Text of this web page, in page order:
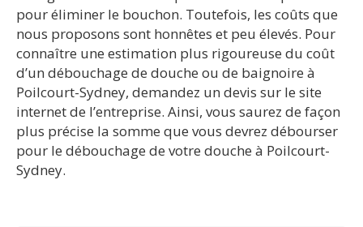
pour éliminer le bouchon. Toutefois, les coûts que
nous proposons sont honnêtes et peu élevés. Pour
connaître une estimation plus rigoureuse du coût
d’un débouchage de douche ou de baignoire à
Poilcourt-Sydney, demandez un devis sur le site
internet de l’entreprise. Ainsi, vous saurez de façon
plus précise la somme que vous devrez débourser
pour le débouchage de votre douche à Poilcourt-
Sydney.